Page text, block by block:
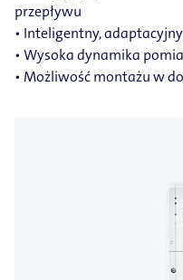
przepływu
• Inteligentny,
• Wysoka dynamika
• Możliwość montażu w